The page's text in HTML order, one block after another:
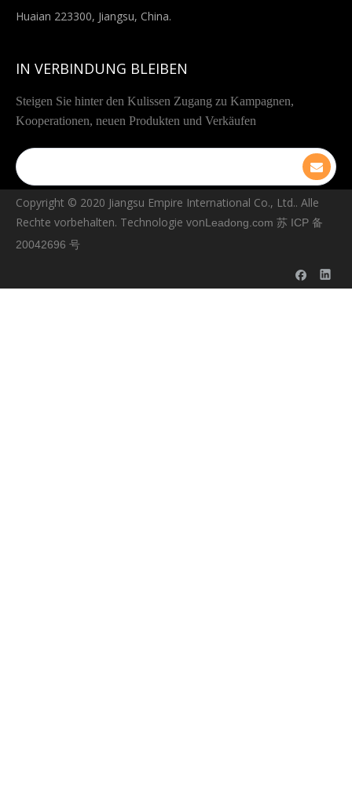
Huaian 223300, Jiangsu, China.
IN VERBINDUNG BLEIBEN
Steigen Sie hinter den Kulissen Zugang zu Kampagnen,
Kooperationen, neuen Produkten und Verkäufen
Copyright © ️2020 Jiangsu Empire International Co., Ltd.. Alle
Rechte vorbehalten. Technologie vonLeadong.com 苏 ICP 备
20042696 号